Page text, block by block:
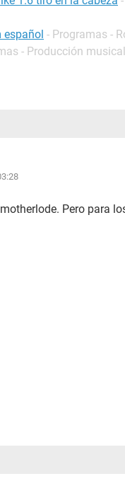
español - Programas -
- Producción musical
Pero para